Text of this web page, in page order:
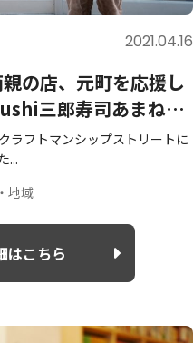
2021.04.16
の店、元町を応援し
三郎寿司あまね」
ラフトマンシップストリートに
...
地域
はこちら